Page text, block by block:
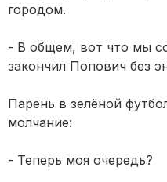
городом.
- В общем, вот что мы
закончил Попович без
Парень в зелёной
молчание:
- Теперь моя очередь?